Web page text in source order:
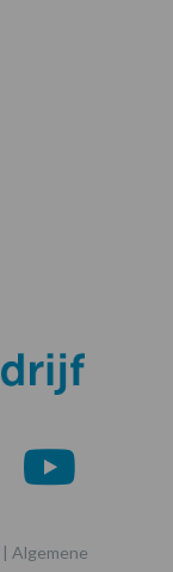
| Algemene